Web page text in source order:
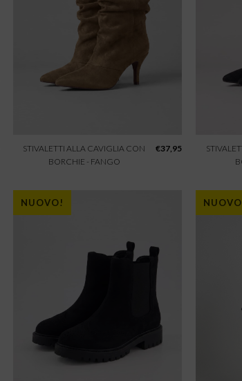
STIVALETTI ALLA CAVIGLIA CON
BORCHIE - FANGO
€37,95
NUOVO!